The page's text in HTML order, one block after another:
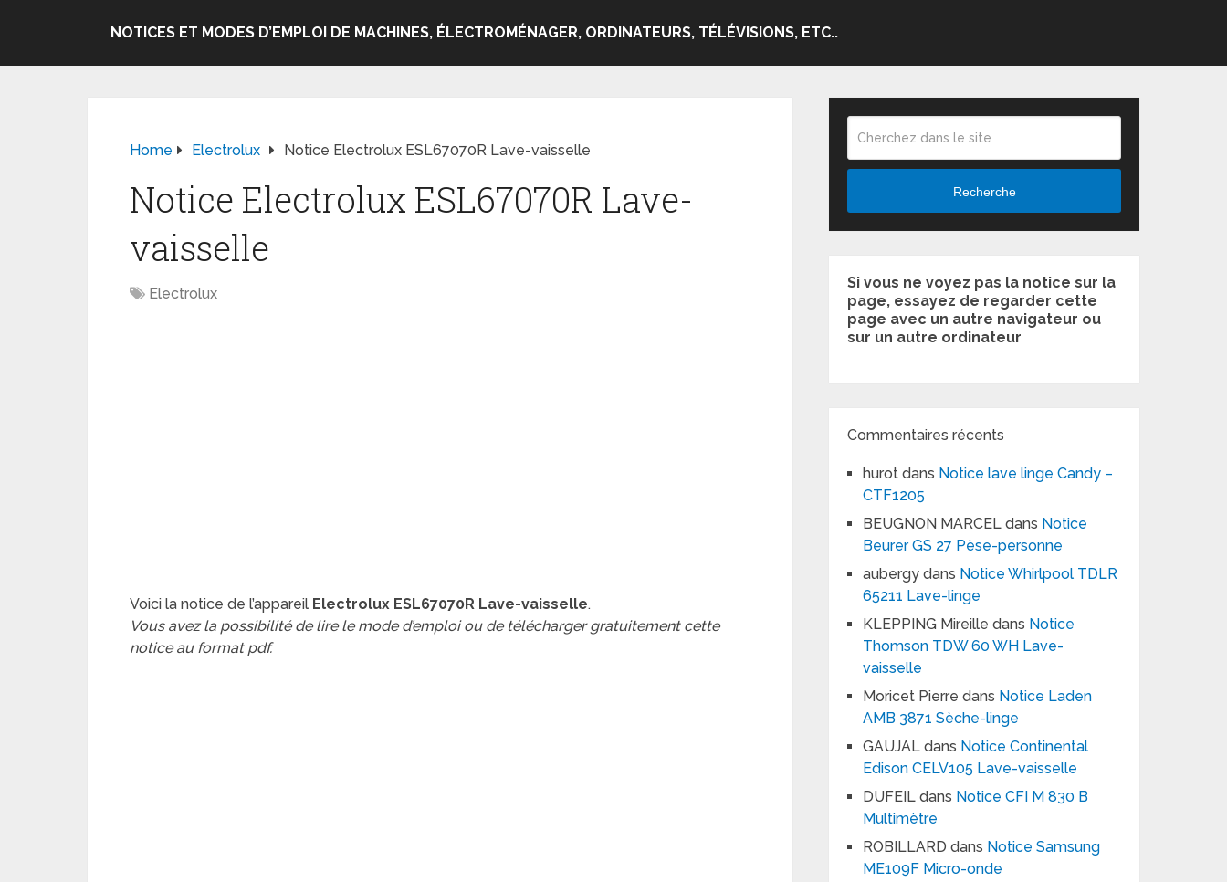
NOTICES ET MODES D’EMPLOI DE MACHINES, ÉLECTROMÉNAGER, ORDINATEURS, TÉLÉVISIONS, ETC..
Home Electrolux Notice Electrolux ESL67070R Lave-vaisselle
Notice Electrolux ESL67070R Lave-
vaisselle
Electrolux
Voici la notice de l’appareil Electrolux ESL67070R Lave-vaisselle.
Vous avez la possibilité de lire le mode d’emploi ou de télécharger gratuitement cette
notice au format pdf.
Recherche
Si vous ne voyez pas la notice sur la
page, essayez de regarder cette
page avec un autre navigateur ou
sur un autre ordinateur
Commentaires récents
hurot dans Notice lave linge Candy –
CTF1205
BEUGNON MARCEL dans Notice
Beurer GS 27 Pèse-personne
aubergy dans Notice Whirlpool TDLR
65211 Lave-linge
KLEPPING Mireille dans Notice
Thomson TDW 60 WH Lave-
vaisselle
Moricet Pierre dans Notice Laden
AMB 3871 Sèche-linge
GAUJAL dans Notice Continental
Edison CELV105 Lave-vaisselle
DUFEIL dans Notice CFI M 830 B
Multimètre
ROBILLARD dans Notice Samsung
ME109F Micro-onde